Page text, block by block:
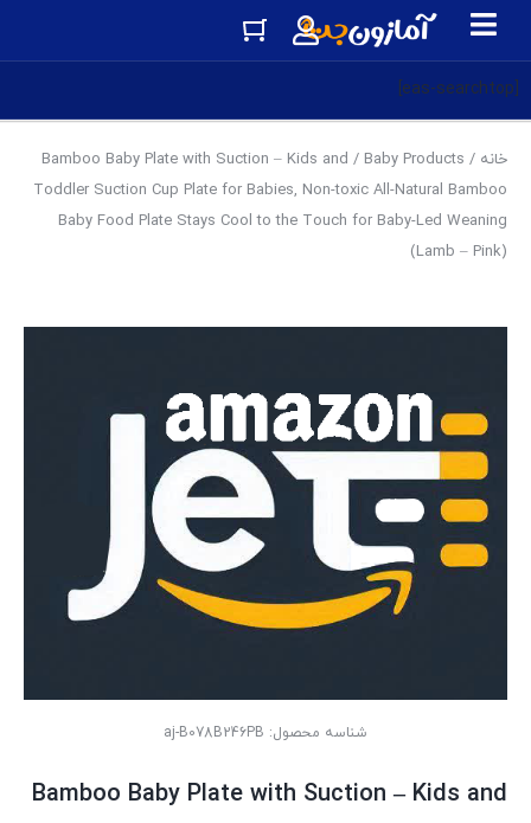
[eas-searchtop]
خانه /
Baby Products
/ Bamboo Baby Plate with Suction – Kids and
Toddler Suction Cup Plate for Babies, Non-toxic All-Natural Bamboo
Baby Food Plate Stays Cool to the Touch for Baby-Led Weaning
(Lamb – Pink)
شناسه محصول: aj-B078B246PB
Bamboo Baby Plate with Suction – Kids and